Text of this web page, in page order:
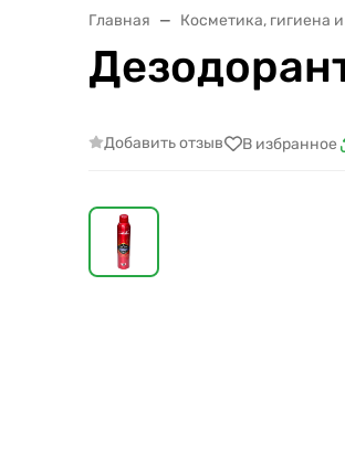
Главная Косметика, гигиена
Добавить отзыв В избранное